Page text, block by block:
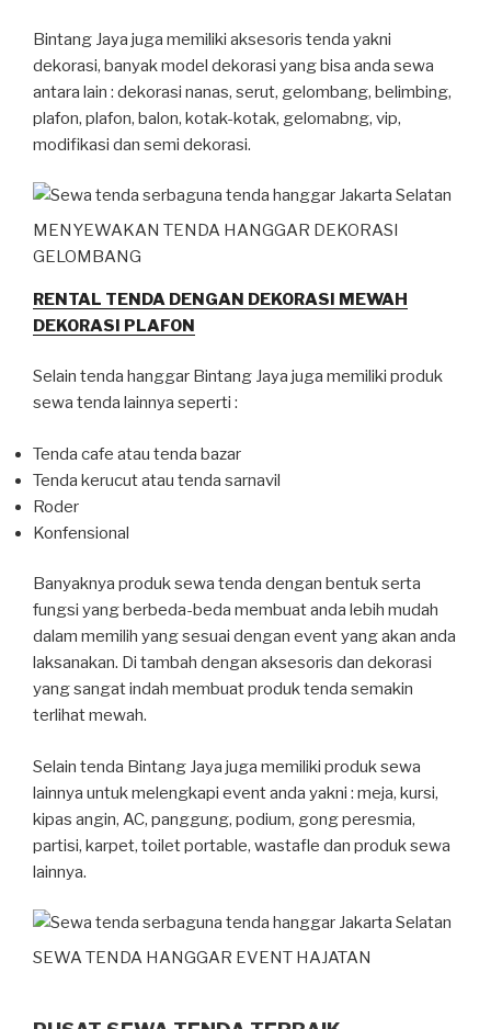
Bintang Jaya juga memiliki aksesoris tenda yakni
dekorasi, banyak model dekorasi yang bisa anda sewa
antara lain : dekorasi nanas, serut, gelombang, belimbing,
plafon, plafon, balon, kotak-kotak, gelomabng, vip,
modifikasi dan semi dekorasi.
MENYEWAKAN TENDA HANGGAR DEKORASI
GELOMBANG
RENTAL TENDA DENGAN DEKORASI MEWAH
DEKORASI PLAFON
Selain tenda hanggar Bintang Jaya juga memiliki produk
sewa tenda lainnya seperti :
Tenda cafe atau tenda bazar
Tenda kerucut atau tenda sarnavil
Roder
Konfensional
Banyaknya produk sewa tenda dengan bentuk serta
fungsi yang berbeda-beda membuat anda lebih mudah
dalam memilih yang sesuai dengan event yang akan anda
laksanakan. Di tambah dengan aksesoris dan dekorasi
yang sangat indah membuat produk tenda semakin
terlihat mewah.
Selain tenda Bintang Jaya juga memiliki produk sewa
lainnya untuk melengkapi event anda yakni : meja, kursi,
kipas angin, AC, panggung, podium, gong peresmia,
partisi, karpet, toilet portable, wastafle dan produk sewa
lainnya.
SEWA TENDA HANGGAR EVENT HAJATAN